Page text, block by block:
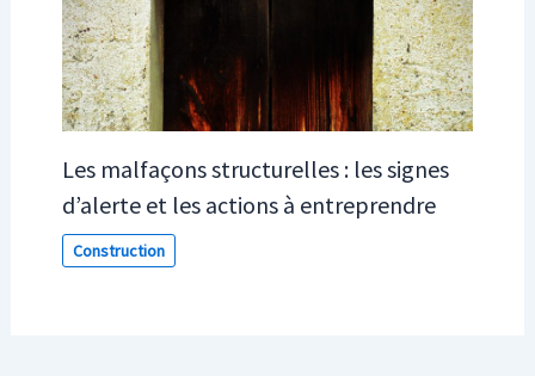
Les malfaçons structurelles : les signes
d’alerte et les actions à entreprendre
Construction